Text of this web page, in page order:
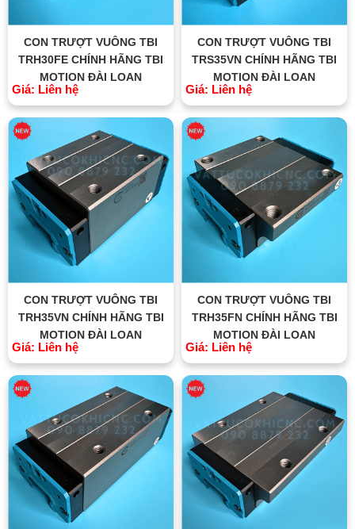
CON TRƯỢT VUÔNG TBI
TRH30FE CHÍNH HÃNG TBI
MOTION ĐÀI LOAN
Giá: Liên hệ
CON TRƯỢT VUÔNG TBI
TRS35VN CHÍNH HÃNG TBI
MOTION ĐÀI LOAN
Giá: Liên hệ
CON TRƯỢT VUÔNG TBI
TRH35VN CHÍNH HÃNG TBI
MOTION ĐÀI LOAN
Giá: Liên hệ
CON TRƯỢT VUÔNG TBI
TRH35FN CHÍNH HÃNG TBI
MOTION ĐÀI LOAN
Giá: Liên hệ